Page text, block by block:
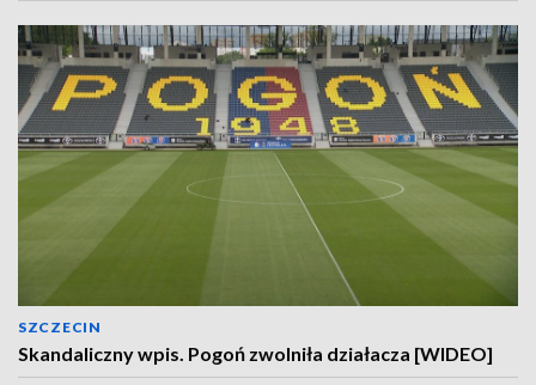
SZCZECIN
Skandaliczny wpis. Pogoń zwolniła działacza [WIDEO]